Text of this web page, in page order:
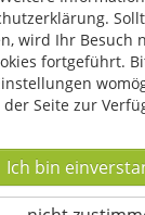
-
wird Ihr Besuch
fortgeführt.
Seite zur
Ich bin